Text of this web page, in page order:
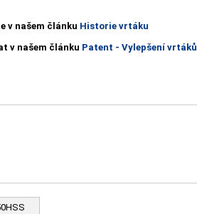
v našem článku Historie vrtáku
v našem článku Patent - Vylepšení vrtáků